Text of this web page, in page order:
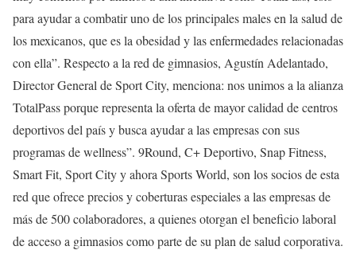
para ayudar a combatir uno de los principales males en la salud de
los mexicanos, que es la obesidad y las enfermedades relacionadas
con ella”. Respecto a la red de gimnasios, Agustín Adelantado,
Director General de Sport City, menciona: nos unimos a la alianza
TotalPass porque representa la oferta de mayor calidad de centros
deportivos del país y busca ayudar a las empresas con sus
programas de wellness”. 9Round, C+ Deportivo, Snap Fitness,
Smart Fit, Sport City y ahora Sports World, son los socios de esta
red que ofrece precios y coberturas especiales a las empresas de
más de 500 colaboradores, a quienes otorgan el beneficio laboral
de acceso a gimnasios como parte de su plan de salud corporativa.